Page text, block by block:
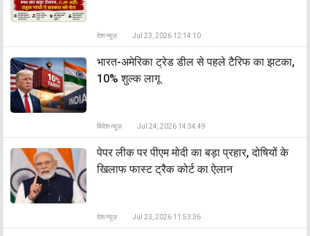
देश न्यूज़ Jul 23, 2026 12:14:10
भारत-अमेरिका ट्रेड डील से पहले टैरिफ का झटका,
10% शुल्क लागू
विदेश न्यूज़ Jul 24, 2026 14:34:49
पेपर लीक पर पीएम मोदी का बड़ा प्रहार, दोषियों के
खिलाफ फास्ट ट्रैक कोर्ट का ऐलान
देश न्यूज़ Jul 23, 2026 11:53:36